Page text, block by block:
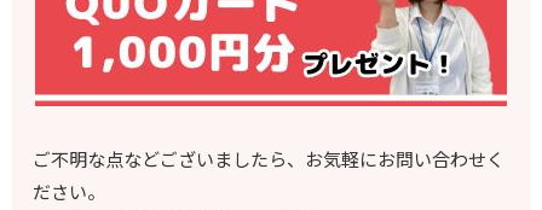
ご不明な点などございましたら、お気軽にお問い合わせく
ださい。